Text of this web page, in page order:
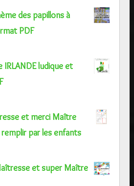
des papillons à
PDF
ludique et
et merci Maître
par les enfants
et super Maître